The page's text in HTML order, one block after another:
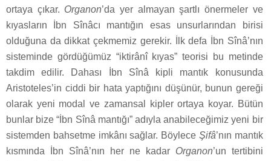
ortaya çıkar. Organon’da yer almayan şartlı önermeler ve
kıyasların İbn Sînâcı mantığın esas unsurlarından birisi
olduğuna da dikkat çekmemiz gerekir. İlk defa İbn Sînâ’nın
sisteminde gördüğümüz “iktirânî kıyas” teorisi bu metinde
takdim edilir. Dahası İbn Sînâ kipli mantık konusunda
Aristoteles’in ciddi bir hata yaptığını düşünür, bunun gereği
olarak yeni modal ve zamansal kipler ortaya koyar. Bütün
bunlar bize “İbn Sînâ mantığı” adıyla anabileceğimiz yeni bir
sistemden bahsetme imkânı sağlar. Böylece Şifâ’nın mantık
kısmında İbn Sînâ’nın her ne kadar Organon’un tertibini